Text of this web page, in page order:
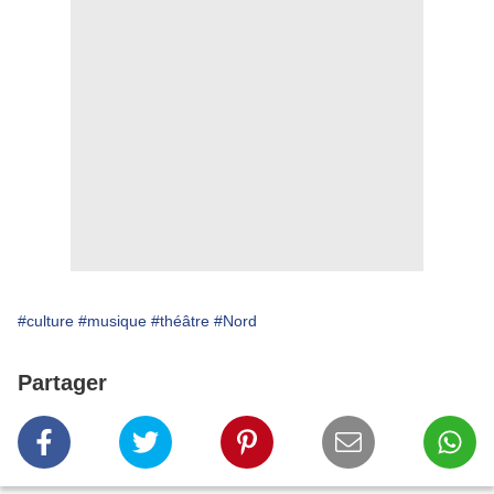
#culture #musique #théâtre #Nord
Partager